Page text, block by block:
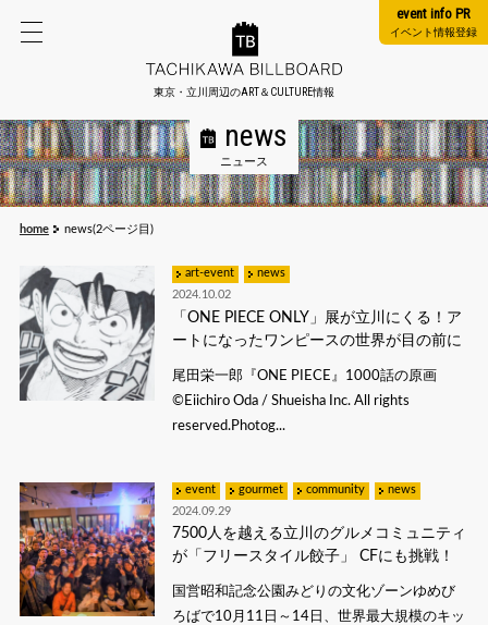
東京・立川周辺のART＆CULTURE情報
event info PR
イベント情報登録
news
ニュース
home news(2ページ目)
art-event
news
2024.10.02
「ONE PIECE ONLY」展が立川にくる！ア
ートになったワンピースの世界が目の前に
尾田栄一郎『ONE PIECE』1000話の原画
©Eiichiro Oda / Shueisha Inc. All rights
reserved.Photog...
event gourmet community
news
2024.09.29
7500人を越える立川のグルメコミュニティ
が「フリースタイル餃子」 CFにも挑戦！
国営昭和記念公園みどりの文化ゾーンゆめび
ろばで10月11日～14日、世界最大規模のキッ